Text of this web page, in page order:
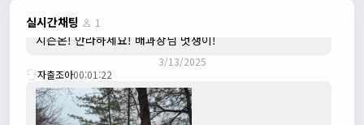
실시간채팅 1
JIWOON23:26:13
시즌온! 안라하세요! 배과장님 멋쟁이!
3/13/2025
자출조아00:01:22